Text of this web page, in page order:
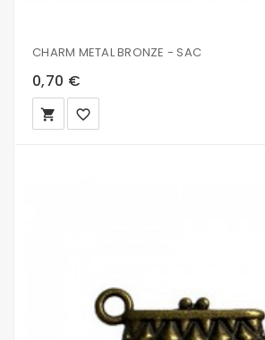
CHARM METAL BRONZE - SAC
0,70 €
local_grocery_store favorite_border